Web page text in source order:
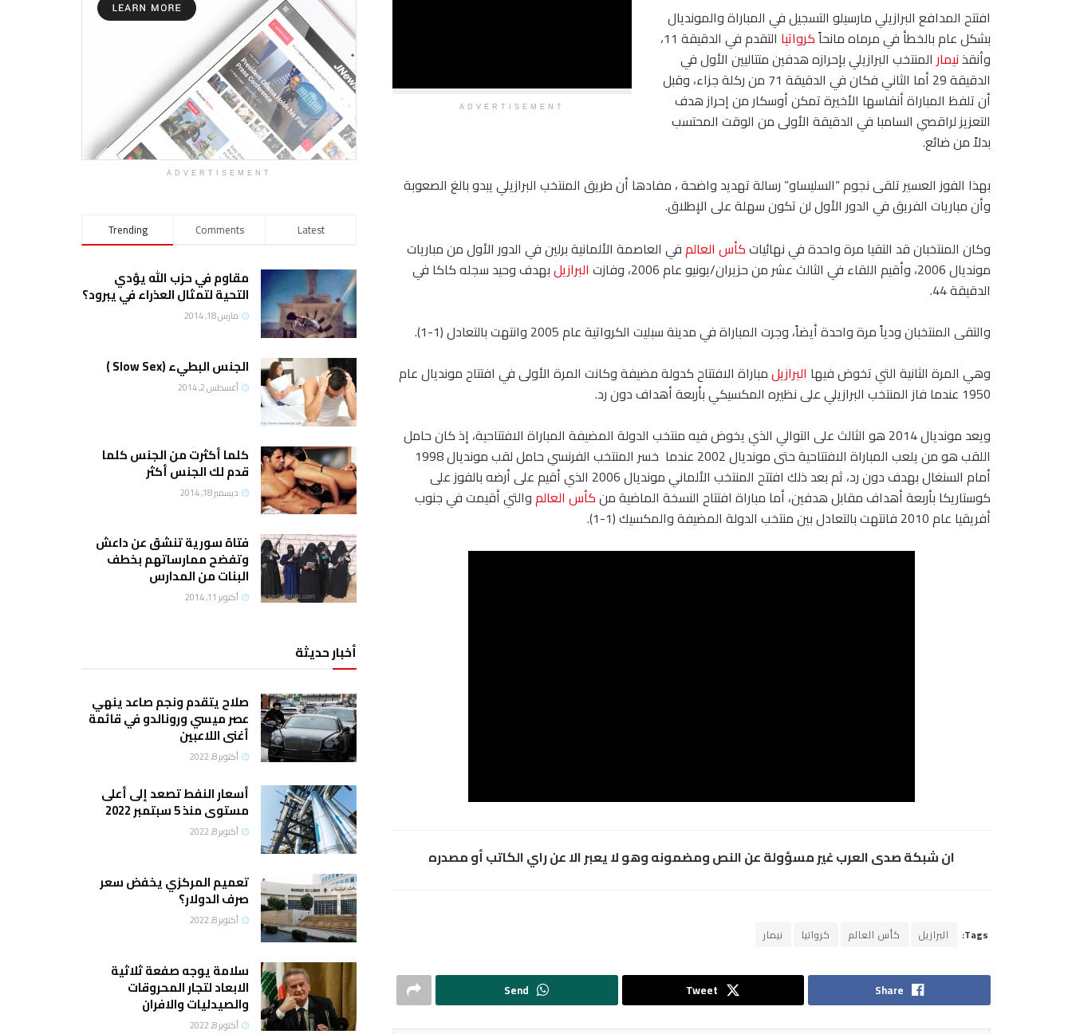
ADVERTISEMENT
افتتح المدافع البرازيلي مارسيلو التسجيل في المباراة والمونديال
بشكل عام بالخطأ في مرماه مانحاًكرواتيا
التقدم في الدقيقة 11،
وأنقذنيمار المنتخب البرازيلي بإحرازه هدفين متتاليين الأول في
الدقيقة 29 أما الثاني فكان في الدقيقة 71 من ركلة جزاء، وقبل
أن تلفظ المباراة أنفاسها الأخيرة تمكن أوسكار من إحراز هدف
التعزيز لراقصي السامبا في الدقيقة الأولى من الوقت المحتسب
بدلاً من ضائع.
بهذا الفوز العسير تلقى نجوم “السليساو” رسالة تهديد واضحة ، مفادها أن طريق المنتخب البرازيلي يبدو بالغ الصعوبة
وأن مباريات الفريق في الدور الأول لن تكون سهلة على الإطلاق.
وكان المنتخبان قد التقيا مرة واحدة في نهائياتكأس العالمفي العاصمة الألمانية برلين في الدور الأول من مباريات
مونديال 2006، وأقيم اللقاء في الثالث عشر من حزيران/يونيو عام 2006، وفازت
البرازيلبهدف وحيد سجله كاكا في
الدقيقة 44.
والتقى المنتخبان ودياً مرة واحدة أيضاً، وجرت المباراة في مدينة سبليت الكرواتية عام 2005 وانتهت بالتعادل (1-1).
وهي المرة الثانية التي تخوض فيها البرازيلمباراة الافتتاح كدولة مضيفة وكانت المرة الأولى في افتتاح مونديال عام
1950 عندما فاز المنتخب البرازيلي على نظيره المكسيكي بأربعة أهداف دون رد.
ويعد مونديال 2014 هو الثالث على التوالي الذي يخوض فيه منتخب الدولة المضيفة المباراة الافتتاحية، إذ كان حامل
اللقب هو من يلعب المباراة الافتتاحية حتى مونديال 2002 عندما خسر المنتخب الفرنسي حامل لقب مونديال 1998
أمام السنغال بهدف دون رد، ثم بعد ذلك افتتح المنتخب الألماني مونديال 2006 الذي أقيم على أرضه بالفوز على
كوستاريكا بأربعة أهداف مقابل هدفين، أما مباراة افتتاح النسخة الماضية منكأس العالموالتي أقيمت في جنوب
أفريقيا عام 2010 فانتهت بالتعادل بين منتخب الدولة المضيفة والمكسيك (1-1).
ان شبكة صدى العرب غير مسؤولة عن النص ومضمونه وهو لا يعبر الا عن راي الكاتب أو مصدره
Tags: البرازيل كأس العالم كرواتيا نيمار
Share
Tweet
Send
ADVERTISEMENT
Trending Comments Latest
مقاوم في حزب الله يؤدي
التحية لتمثال العذراء في يبرود؟
مارس 18, 2014
الجنس البطيء (Slow Sex )
أغسطس 2, 2014
كلما أكثرت من الجنس كلما
قدم لك الجنس أكثر
ديسمبر 18, 2014
فتاة سورية تنشق عن داعش
وتفضح ممارساتهم بخطف
البنات من المدارس
أكتوبر 11, 2014
أخبار حديثة
صلاح يتقدم ونجم صاعد ينهي
عصر ميسي ورونالدو في قائمة
أغنى اللاعبين
أكتوبر 8, 2022
أسعار النفط تصعد إلى أعلى
مستوى منذ 5 سبتمبر 2022
أكتوبر 8, 2022
تعميم المركزي يخفض سعر
صرف الدولار؟
أكتوبر 8, 2022
سلامة يوجه صفعة ثلاثية
الابعاد لتجار المحروقات
والصيدليات والافران
أكتوبر 8, 2022